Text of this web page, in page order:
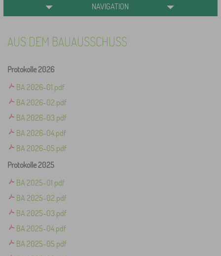
NAVIGATION
AUS DEM BAUAUSSCHUSS
Protokolle 2026
BA 2026-01.pdf
BA 2026-02.pdf
BA 2026-03.pdf
BA 2026-04.pdf
BA 2026-05.pdf
Protokolle 2025
BA 2025-01.pdf
BA 2025-02.pdf
BA 2025-03.pdf
BA 2025-04.pdf
BA 2025-05.pdf